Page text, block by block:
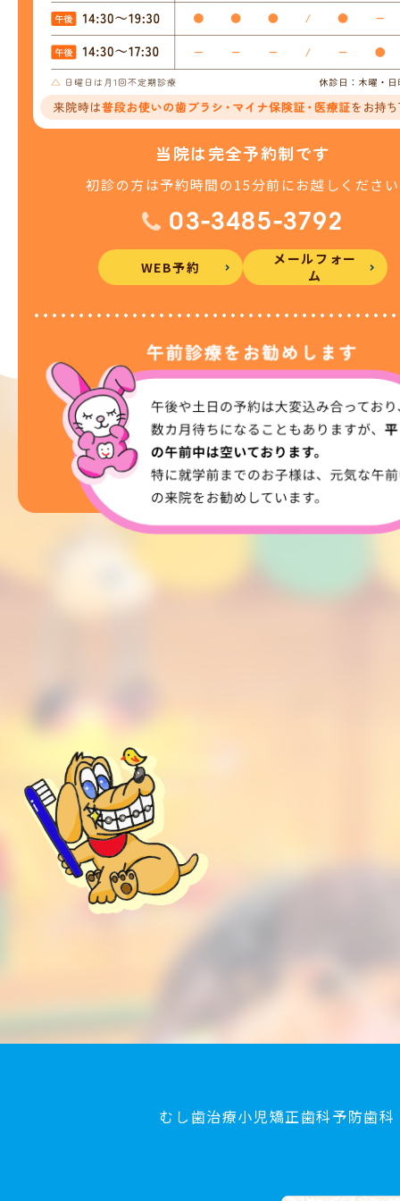
当院は完全予約制です
初診の方は予約時間の15分前にお越しください
03-3485-3792
WEB予約
メールフォー
ム
むし歯治療小児矯正歯科予防歯